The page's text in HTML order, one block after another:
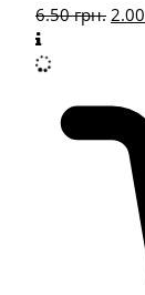
6.50грн. 2.00